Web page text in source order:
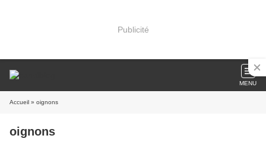
Publicité
MENU
Accueil » oignons
oignons